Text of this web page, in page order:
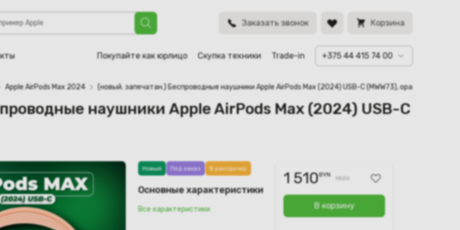
Заказать звонок Корзина
Покупайте как юрлицо Скупка техники Trade-in +375 44 415 74 00
Apple AirPods Max (2024) USB-C (MWW73), оранжевый
Apple AirPods Max 2024 (новый. запечатан.) Беспроводные наушники Apple AirPods Max (2024) USB-C (MWW73), оранжевый
наушники Apple AirPods Max (2024) USB-C
Новый Под заказ В рассрочку
Основные характеристики
Все характеристики
1 510BYN 1820
В корзину